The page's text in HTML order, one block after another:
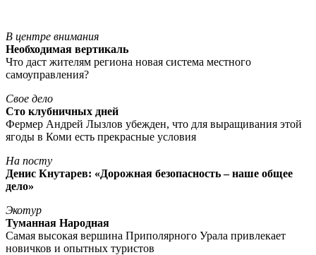
В центре внимания
Необходимая вертикаль
Что даст жителям региона новая система местного
самоуправления?
Свое дело
Сто клубничных дней
Фермер Андрей Лызлов убежден, что для выращивания этой
ягоды в Коми есть прекрасные условия
На посту
Денис Кнутарев: «Дорожная безопасность – наше общее
дело»
Экотур
Туманная Народная
Самая высокая вершина Приполярного Урала привлекает
новичков и опытных туристов